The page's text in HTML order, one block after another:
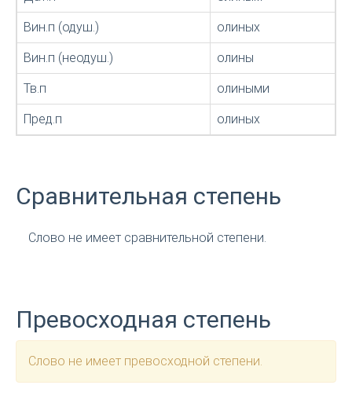
Вин.п (одуш.) олиных
Вин.п (неодуш.) олины
Тв.п олиными
Пред.п олиных
Сравнительная степень
Слово не имеет сравнительной степени.
Превосходная степень
Слово не имеет превосходной степени.